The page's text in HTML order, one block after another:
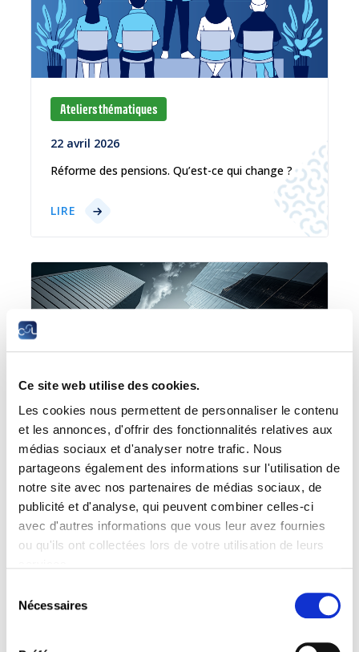
Ce site web utilise des cookies.
Les cookies nous permettent de personnaliser le contenu
et les annonces, d'offrir des fonctionnalités relatives aux
médias sociaux et d'analyser notre trafic. Nous
partageons également des informations sur l'utilisation de
notre site avec nos partenaires de médias sociaux, de
publicité et d'analyse, qui peuvent combiner celles-ci
avec d'autres informations que vous leur avez fournies
ou qu'ils ont collectées lors de votre utilisation de leurs
Nécessaires
Ateliers thématiques
22 avril 2026
Réforme des pensions. Qu’est-ce qui change ?
LIRE
Conférences | Colloques
25 mars 2026
CAPITAL, POUVOIR & SOCIÉTÉ – L’héritage de
Spinoza